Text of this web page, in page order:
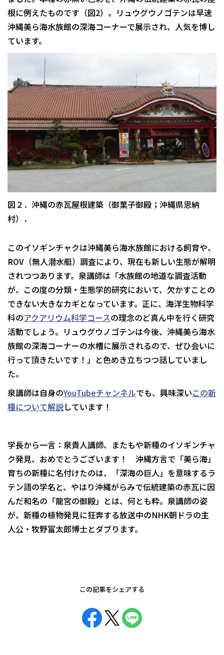
根に例えたものです（図2）。リュウグウノゴテンは早速
沖縄美ら海水族館の深海コーナーで展示され、人気を博し
ています。
図２．沖縄の赤瓦屋根建築（御菓子御殿；沖縄県恩納
村）．
このイソギンチャクは沖縄美ら海水族館における飼育や、
ROV（無人潜水艇）調査により、現在も新しい生態が解明
されつつあります。泉講師は「水族館の地道な調査活動
が、この度の分類・生態学的研究において、欠かすことの
できない大きなカギとなっています。正に、海洋生物科学
科のアクアリウム科学コースの理念のど真ん中を行く研究
活動でしょう。リュウグウノゴテンは今後、沖縄美ら海水
族館の深海コーナーの水槽に展示されるので、ぜひ会いに
行って頂きたいです！」と色めき立ちつつ話していまし
た。
泉講師は自身のYouTubeチャンネルでも、興味深いこの新
種について解説しています！
学長から一言：泉貴人講師、またもや新種のイソギンチャ
ク発見、おめでとうございます！ 沖縄方言で「美ら海」
育ちの新種に名付けたのは、「深海の巨人」を意味するラ
テン語の学名と、やはり沖縄がらみで伝統建築の赤瓦に因
んだ和名の「龍宮の御殿」とは、何とも粋。泉講師の姿
が、新種の植物発見に狂奔する放送中のNHK朝ドラの主
人公・牧野富太郎博士とダブります。
この記事をシェアする